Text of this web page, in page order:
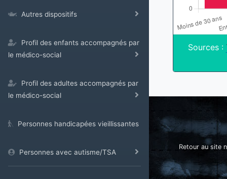
Autres dispositifs
Profil des enfants accompagnés par
le médico-social
Profil des adultes accompagnés par
le médico-social
Personnes handicapées vieillissantes
Personnes avec autisme/TSA
Sources :
Retour au site